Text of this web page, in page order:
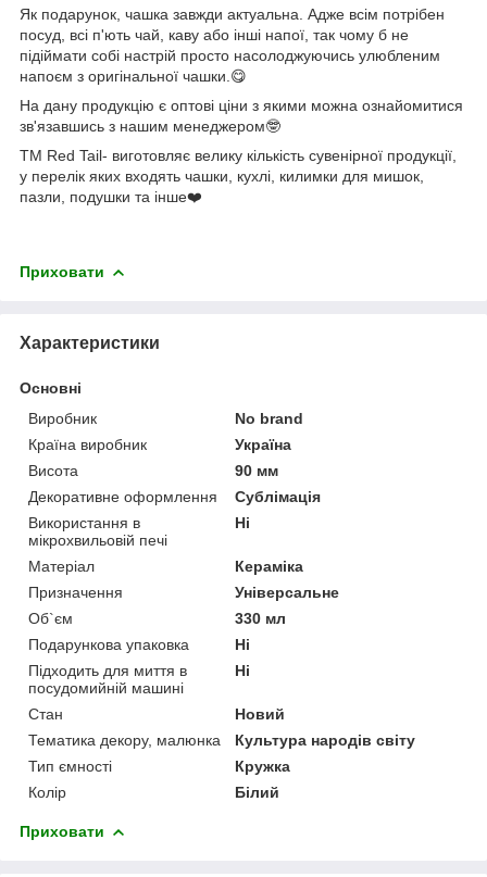
Як подарунок, чашка завжди актуальна. Адже всім потрібен
посуд, всі п'ють чай, каву або інші напої, так чому б не
підіймати собі настрій просто насолоджуючись улюбленим
напоєм з оригінальної чашки.😋
На дану продукцію є оптові ціни з якими можна ознайомитися
зв'язавшись з нашим менеджером🤓
ТМ Red Tail- виготовляє велику кількість сувенірної продукції,
у перелік яких входять чашки, кухлі, килимки для мишок,
пазли, подушки та інше❤️
Приховати
Характеристики
Основні
Виробник
No brand
Країна виробник
Україна
Висота
90 мм
Декоративне оформлення
Сублімація
Використання в
мікрохвильовій печі
Ні
Матеріал
Кераміка
Призначення
Універсальне
Об`єм
330 мл
Подарункова упаковка
Ні
Підходить для миття в
посудомийній машині
Ні
Стан
Новий
Тематика декору, малюнка
Культура народів світу
Тип ємності
Кружка
Колір
Білий
Приховати